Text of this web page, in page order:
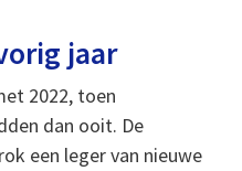
jaar
2022, toen
dan ooit. De
een leger van nieuwe